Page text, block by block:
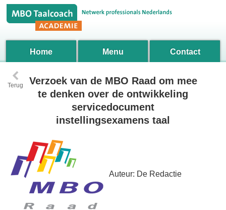
Home Menu Contact
‹
Terug
Verzoek van de MBO Raad om mee
te denken over de ontwikkeling
servicedocument
instellingsexamens taal
Auteur: De Redactie